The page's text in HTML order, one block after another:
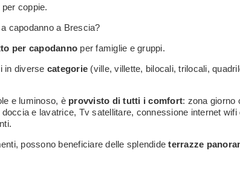
coppie.
capodanno a Brescia?
per capodanno per famiglie e gruppi.
in diverse categorie (ville, villette, bilocali, trilocali,
e luminoso, è provvisto di tutti i comfort: zona giorno
e lavatrice, Tv satellitare, connessione internet wifi
possono beneficiare delle splendideterrazze